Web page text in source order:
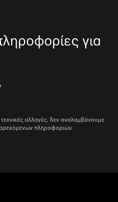
για
αλλαγές. δεν αναλαμβάνουμε
πληροφοριών.